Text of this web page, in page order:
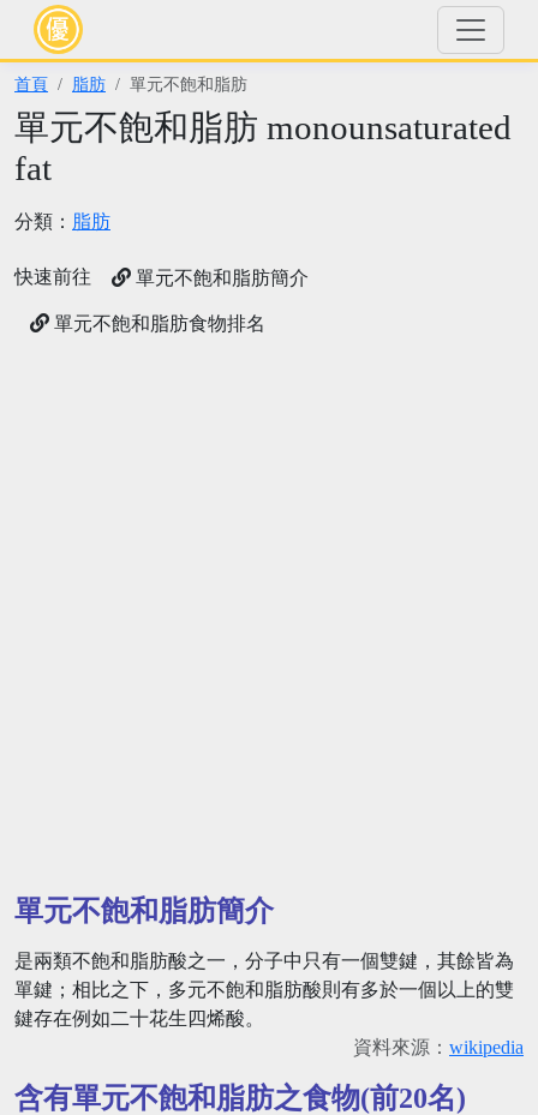
首頁 脂肪 單元不飽和脂肪
單元不飽和脂肪 monounsaturated
fat
分類： 脂肪
快速前往 單元不飽和脂肪簡介
單元不飽和脂肪食物排名
單元不飽和脂肪簡介
是兩類不飽和脂肪酸之一，分子中只有一個雙鍵，其餘皆為
單鍵；相比之下，多元不飽和脂肪酸則有多於一個以上的雙
鍵存在例如二十花生四烯酸。
資料來源： wikipedia
含有單元不飽和脂肪之食物(前20名)